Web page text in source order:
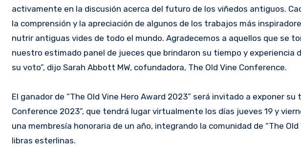
activamente en la discusión acerca del futuro de los viñedos antiguos.
la comprensión y la apreciación de algunos de los trabajos más
nutrir antiguas vides de todo el mundo. Agradecemos a aquellos que se
nuestro estimado panel de jueces que brindaron su tiempo y
su voto”, dijo Sarah Abbott MW, cofundadora, The Old Vine Conference.
El ganador de “The Old Vine Hero Award 2023” será invitado a exponer
Conference 2023”, que tendrá lugar virtualmente los días jueves 19 y
una membresía honoraria de un año, integrando la comunidad de “The
libras esterlinas.